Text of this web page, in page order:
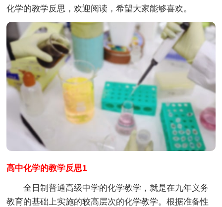
化学的教学反思，欢迎阅读，希望大家能够喜欢。
高中化学的教学反思1
全日制普通高级中学的化学教学，就是在九年义务
教育的基础上实施的较高层次的化学教学。根据准备性